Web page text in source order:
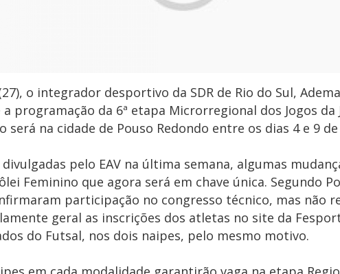
o integrador desportivo da SDR de Rio do Sul,
a programação da 6ª etapa Microrregional dos Jogos da
será na cidade de Pouso Redondo entre os dias 4 e 9
divulgadas pelo EAV na última semana, algumas
Feminino que agora será em chave única. Segundo
participação no congresso técnico, mas não
geral as inscrições dos atletas no site da
do Futsal, nos dois naipes, pelo mesmo motivo.